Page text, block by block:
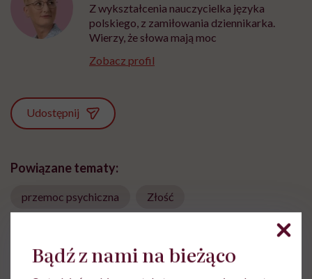
Z wykształcenia nauczycielka języka
polskiego, z zamiłowania dziennikarka.
Wierzy, że słowa mają moc
Zobacz profil
Udostępnij
Powiązane tematy:
przemoc psychiczna Złość
Treści zawarte w serwisie mają wyłącznie
Bądź z nami na bieżąco